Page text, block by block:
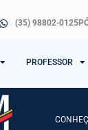
(35) 98802-0125
PROFESSOR